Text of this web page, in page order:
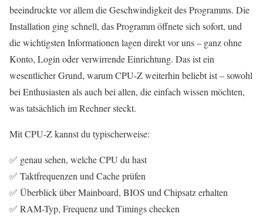
beeindruckte vor allem die Geschwindigkeit des Programms. Die
Installation ging schnell, das Programm öffnete sich sofort, und
die wichtigsten Informationen lagen direkt vor uns – ganz ohne
Konto, Login oder verwirrende Einrichtung. Das ist ein
wesentlicher Grund, warum CPU-Z weiterhin beliebt ist – sowohl
bei Enthusiasten als auch bei allen, die einfach wissen möchten,
was tatsächlich im Rechner steckt.
Mit CPU-Z kannst du typischerweise:
✅ genau sehen, welche CPU du hast
✅ Taktfrequenzen und Cache prüfen
✅ Überblick über Mainboard, BIOS und Chipsatz erhalten
✅ RAM-Typ, Frequenz und Timings checken